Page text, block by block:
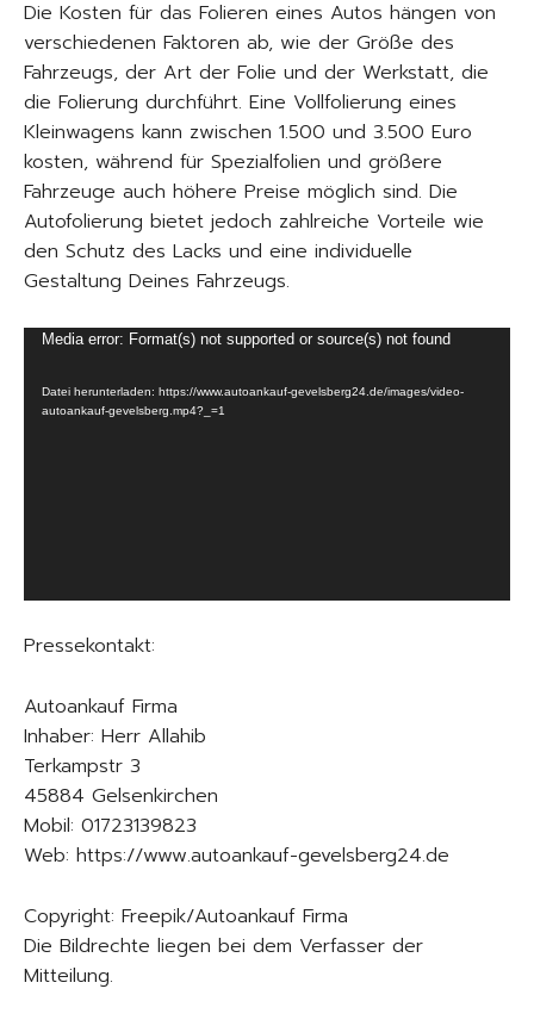
Die Kosten für das Folieren eines Autos hängen von
verschiedenen Faktoren ab, wie der Größe des
Fahrzeugs, der Art der Folie und der Werkstatt, die
die Folierung durchführt. Eine Vollfolierung eines
Kleinwagens kann zwischen 1.500 und 3.500 Euro
kosten, während für Spezialfolien und größere
Fahrzeuge auch höhere Preise möglich sind. Die
Autofolierung bietet jedoch zahlreiche Vorteile wie
den Schutz des Lacks und eine individuelle
Gestaltung Deines Fahrzeugs.
y
e
Media error: Format(s) not supported or source(s) not found
Datei herunterladen: https://www.autoankauf-gevelsberg24.de/images/video-
autoankauf-gevelsberg.mp4?_=1
Pressekontakt:
Autoankauf Firma
Inhaber: Herr Allahib
Terkampstr 3
45884 Gelsenkirchen
Mobil: 01723139823
Web: https://www.autoankauf-gevelsberg24.de
Copyright: Freepik/Autoankauf Firma
Die Bildrechte liegen bei dem Verfasser der
Mitteilung.